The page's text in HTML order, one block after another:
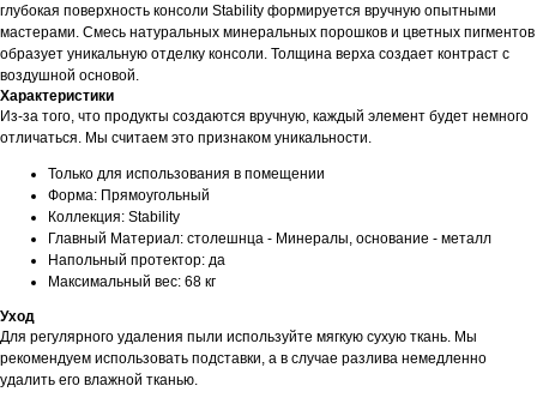
глубокая поверхность консоли Stability формируется вручную опытными
мастерами. Смесь натуральных минеральных порошков и цветных пигментов
образует уникальную отделку консоли. Толщина верха создает контраст с
воздушной основой.
Характеристики
Из-за того, что продукты создаются вручную, каждый элемент будет немного
отличаться. Мы считаем это признаком уникальности.
Только для использования в помещении
Форма: Прямоугольный
Коллекция: Stability
Главный Материал: столешнца - Минералы, основание - металл
Напольный протектор: да
Максимальный вес: 68 кг
Уход
Для регулярного удаления пыли используйте мягкую сухую ткань. Мы
рекомендуем использовать подставки, а в случае разлива немедленно
удалить его влажной тканью.